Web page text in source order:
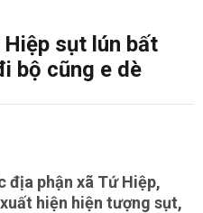
sụt lún bất
bộ cũng e dè
địa phận xã Tứ Hiệp,
hiện hiện tượng sụt,